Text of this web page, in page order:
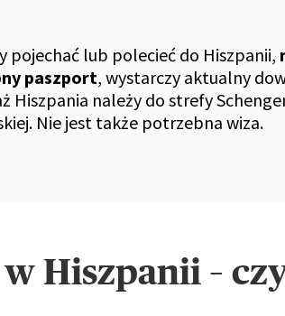
pojechać lub polecieć do Hiszpanii,
paszport, wystarczy aktualny
Hiszpania należy do strefy
Nie jest także potrzebna wiza.
Hiszpanii –